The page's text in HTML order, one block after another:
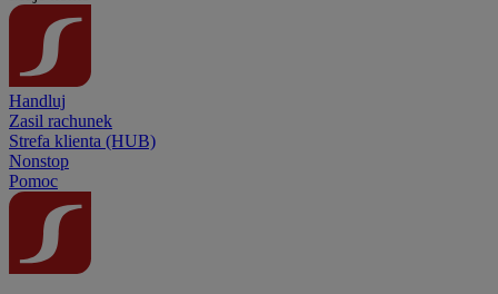
Handluj
Zasil rachunek
Strefa klienta (HUB)
Nonstop
Pomoc